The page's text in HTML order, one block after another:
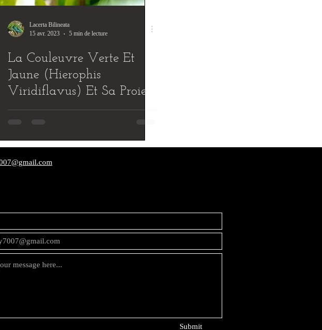
Lacerta Bilineata
15 avr. 2023
5 min de lecture
La Couleuvre Verte Et
Jaune (Hierophis
Viridiflavus) Et Sa Proie
Submit